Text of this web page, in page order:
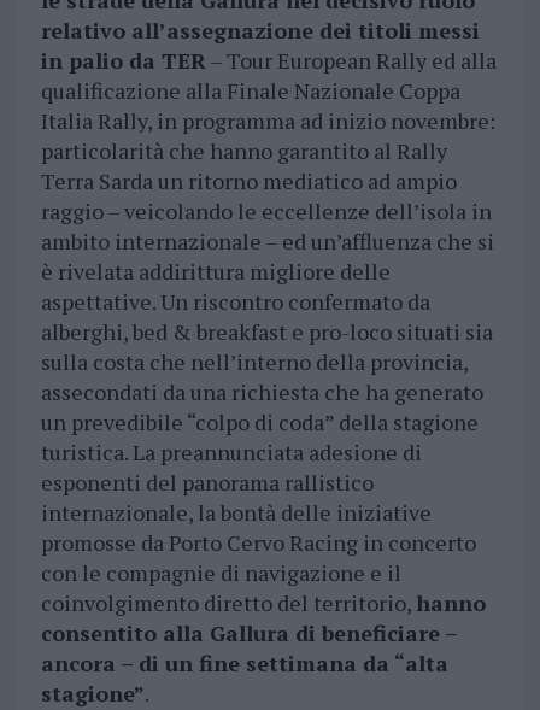
relativo all’assegnazione dei titoli messi
in palio da TER– Tour European Rally ed alla
qualificazione alla Finale Nazionale Coppa
Italia Rally, in programma ad inizio novembre:
particolarità che hanno garantito al Rally
Terra Sarda un ritorno mediatico ad ampio
raggio – veicolando le eccellenze dell’isola in
ambito internazionale – ed un’affluenza che si
è rivelata addirittura migliore delle
aspettative. Un riscontro confermato da
alberghi, bed & breakfast e pro-loco situati sia
sulla costa che nell’interno della provincia,
assecondati da una richiesta che ha generato
un prevedibile “colpo di coda” della stagione
turistica. La preannunciata adesione di
esponenti del panorama rallistico
internazionale, la bontà delle iniziative
promosse da Porto Cervo Racing in concerto
con le compagnie di navigazione e il
coinvolgimento diretto del territorio, hanno
consentito alla Gallura di beneficiare –
ancora – di un fine settimana da “alta
stagione”.